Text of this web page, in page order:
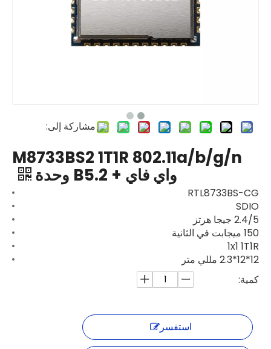
مشاركة إلى:
M8733BS2 1T1R 802.11a/b/g/n
واي فاي + B5.2 وحدة
RTL8733BS-CG
SDIO
2.4/5 جيجا هرتز
150 ميجابت في الثانية
1x1 1T1R
12*12*2.3 مللي متر
كمية:
استفسر